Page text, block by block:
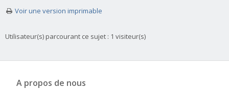
Voir une version imprimable
Utilisateur(s) parcourant ce sujet : 1 visiteur(s)
A propos de nous